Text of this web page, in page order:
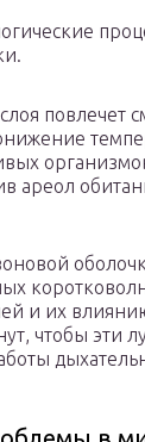
повлечет
ареол
и их
чтобы эти